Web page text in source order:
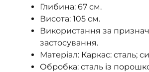
Глибина: 67 см.
Висота: 105 см.
Використання за
застосування.
Матеріал: Каркас: сталь;
Обробка: сталь із